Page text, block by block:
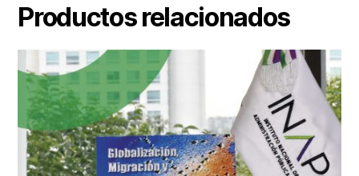
Productos relacionados